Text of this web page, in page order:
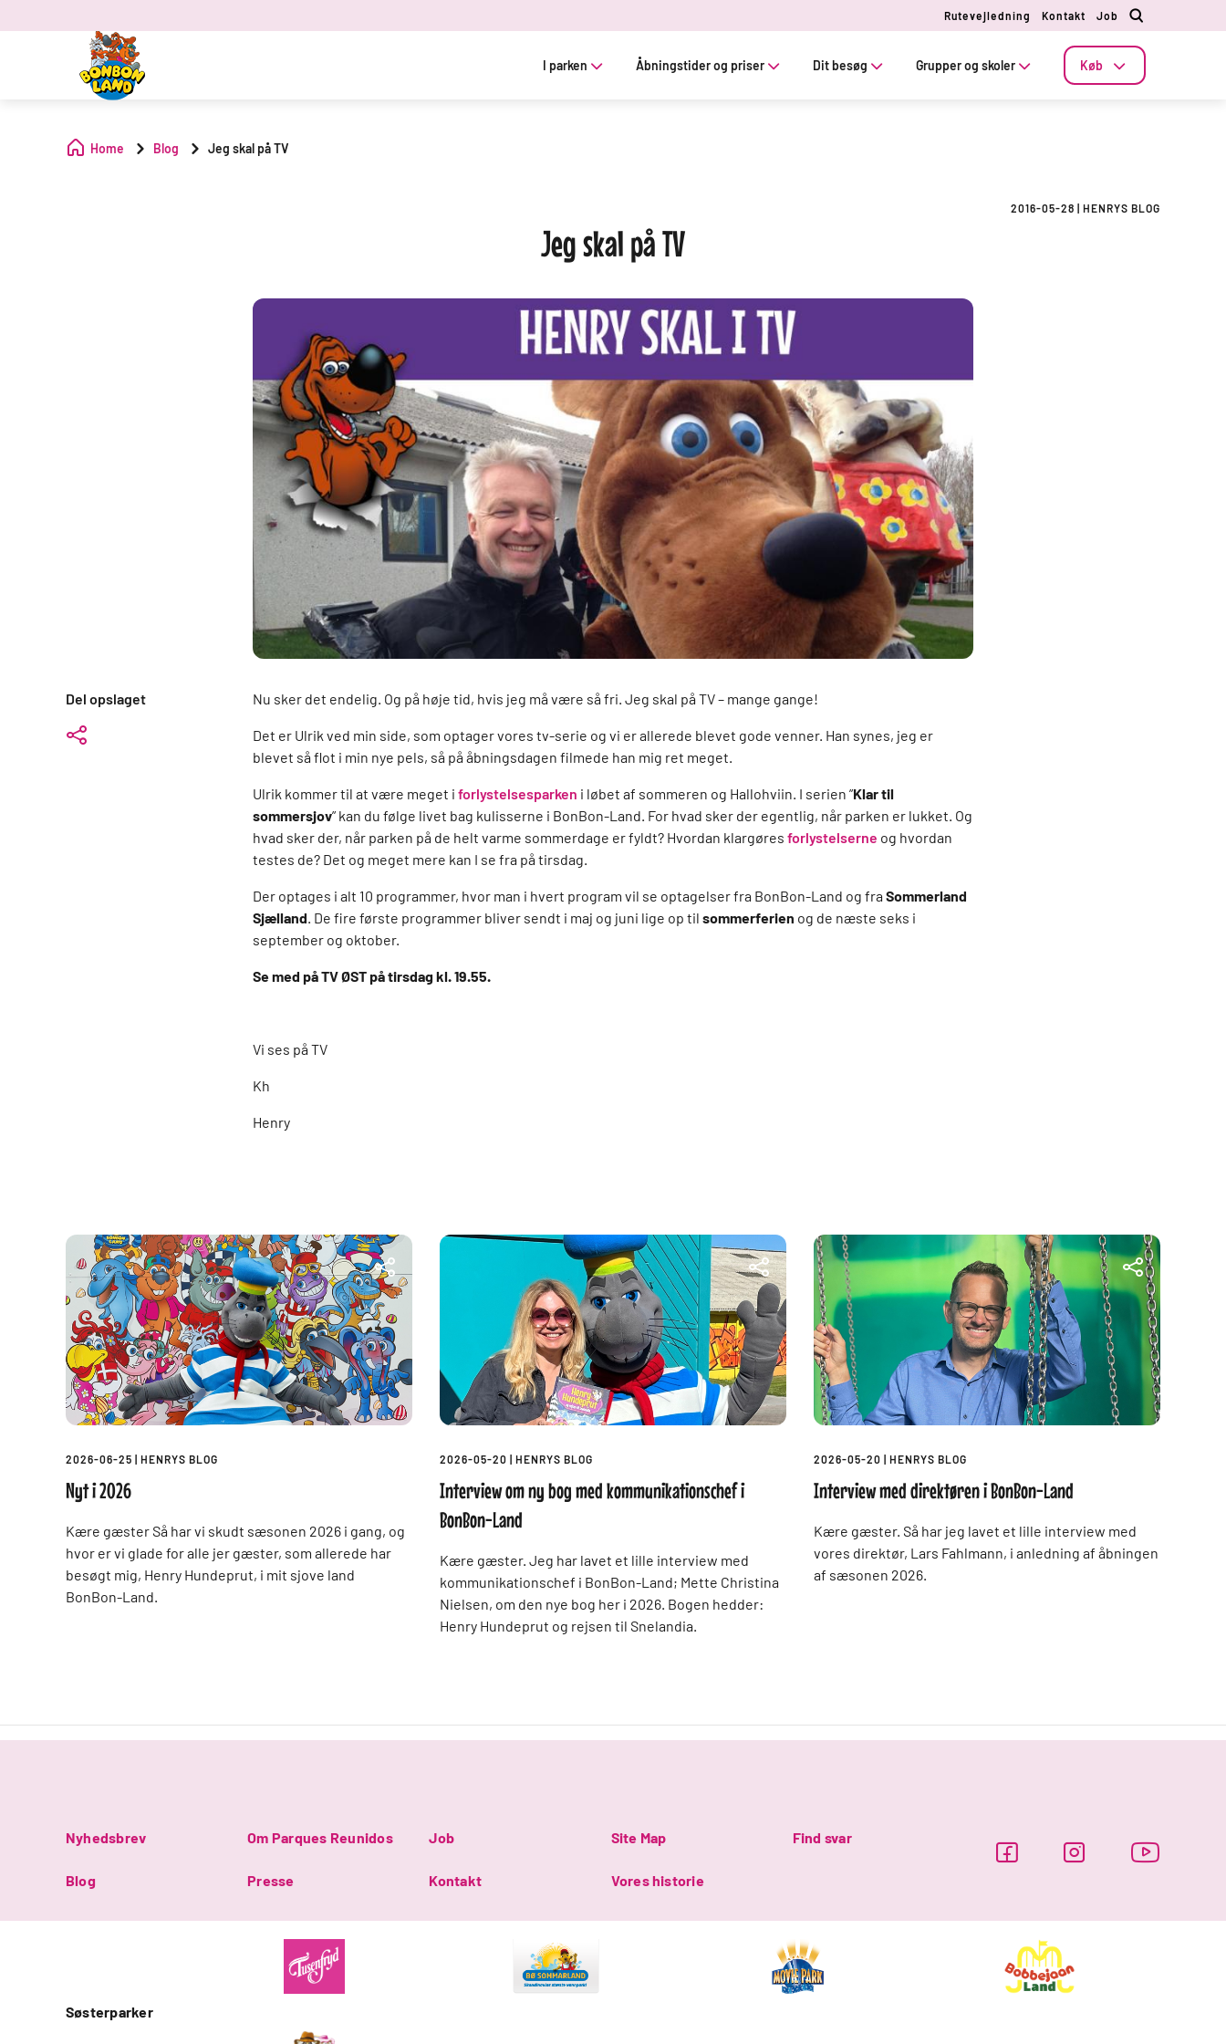
Rutevejledning Kontakt Job
I parken Åbningstider og priser Dit besøg Grupper og skoler Køb
Home Blog Jeg skal på TV
2016-05-28 HENRYS BLOG
Jeg skal på TV
Del opslaget Nu sker det endelig. Og på høje tid, hvis jeg må være så fri. Jeg skal på TV – mange gange!
Det er Ulrik ved min side, som optager vores tv-serie og vi er allerede blevet gode venner. Han synes, jeg er
blevet så flot i min nye pels, så på åbningsdagen filmede han mig ret meget.
Ulrik kommer til at være meget i forlystelsesparken i løbet af sommeren og Hallohviin. I serien ”Klar til
sommersjov” kan du følge livet bag kulisserne i BonBon-Land. For hvad sker der egentlig, når parken er lukket. Og
hvad sker der, når parken på de helt varme sommerdage er fyldt? Hvordan klargøres forlystelserne og hvordan
testes de? Det og meget mere kan I se fra på tirsdag.
Der optages i alt 10 programmer, hvor man i hvert program vil se optagelser fra BonBon-Land og fraSommerland
Sjælland. De fire første programmer bliver sendt i maj og juni lige op til sommerferien og de næste seks i
september og oktober.
Se med på TV ØST på tirsdag kl. 19.55.
Vi ses på TV
Kh
Henry
2026-06-25 HENRYS BLOG
Nyt i 2026
Kære gæster Så har vi skudt sæsonen 2026 i gang, og
hvor er vi glade for alle jer gæster, som allerede har
besøgt mig, Henry Hundeprut, i mit sjove land
BonBon-Land.
2026-05-20 HENRYS BLOG
Interview om ny bog med kommunikationschef i
BonBon-Land
Kære gæster. Jeg har lavet et lille interview med
kommunikationschef i BonBon-Land; Mette Christina
Nielsen, om den nye bog her i 2026. Bogen hedder:
Henry Hundeprut og rejsen til Snelandia.
2026-05-20 HENRYS BLOG
Interview med direktøren i BonBon-Land
Kære gæster. Så har jeg lavet et lille interview med
vores direktør, Lars Fahlmann, i anledning af åbningen
af sæsonen 2026.
Nyhedsbrev Om Parques Reunidos Job Site Map Find svar
Blog Presse Kontakt Vores historie
Søsterparker